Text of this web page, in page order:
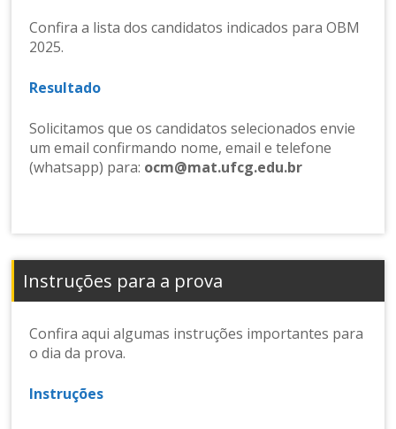
Confira a lista dos candidatos indicados para OBM
2025.
Resultado
Solicitamos que os candidatos selecionados envie
um email confirmando nome, email e telefone
(whatsapp) para: ocm@mat.ufcg.edu.br
Instruções para a prova
Confira aqui algumas instruções importantes para
o dia da prova.
Instruções